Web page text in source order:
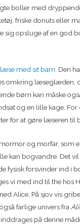
boller med
friske donuts eller
sig opsluge af en god
med sit barn . Den
omkring læseglæden,
børn kan måske
og en lille kage. For
for at gøre læseren til
og morfar, som
kan bogvandre. Det vil
fysisk forsvinder ind i
vi med ind til the hos
Alice. På sjov vis
farlige univers fra
på denne